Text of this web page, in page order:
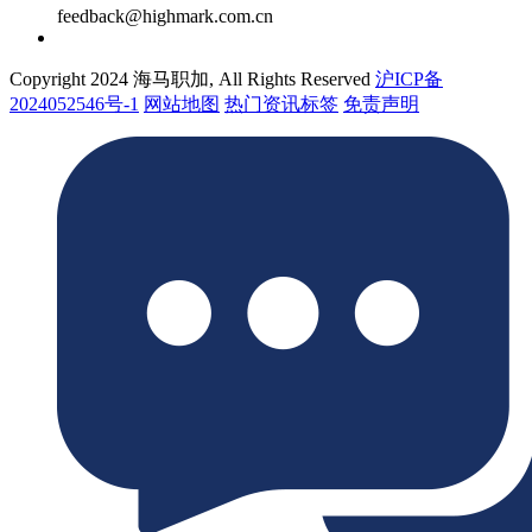
feedback@highmark.com.cn
Copyright 2024 海马职加, All Rights Reserved 沪ICP备
2024052546号-1 网站地图 热门资讯标签 免责声明